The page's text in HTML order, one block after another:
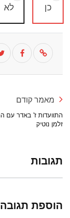
כן לא
מאמר קודם
התוועדות ז' באדר עם
זלמן נוטיק
תגובות
הוספת